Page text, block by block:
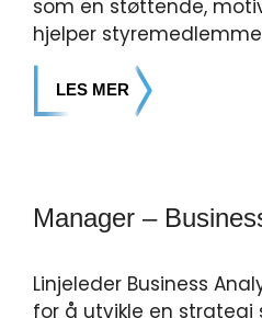
som en støttende,
hjelper
LES MER
Manager –
Linjeleder Business
for å utvikle en